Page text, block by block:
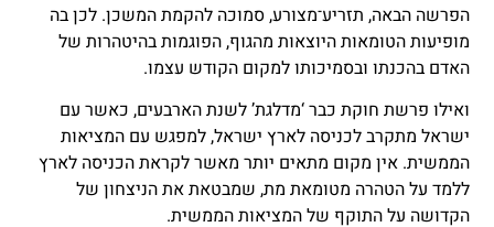
הפרשה הבאה, תזריע־מצורע, סמוכה להקמת המשכן. לכן בה
מופיעות הטומאות היוצאות מהגוף, הפוגמות בהיטהרות של
האדם בהכנתו ובסמיכותו למקום הקודש עצמו.
ואילו פרשת חוקת כבר ‘מדלגת’ לשנת הארבעים, כאשר עם
ישראל מתקרב לכניסה לארץ ישראל, למפגש עם המציאות
הממשית. אין מקום מתאים יותר מאשר לקראת הכניסה לארץ
ללמד על הטהרה מטומאת מת, שמבטאת את הניצחון של
הקדושה על התוקף של המציאות הממשית.